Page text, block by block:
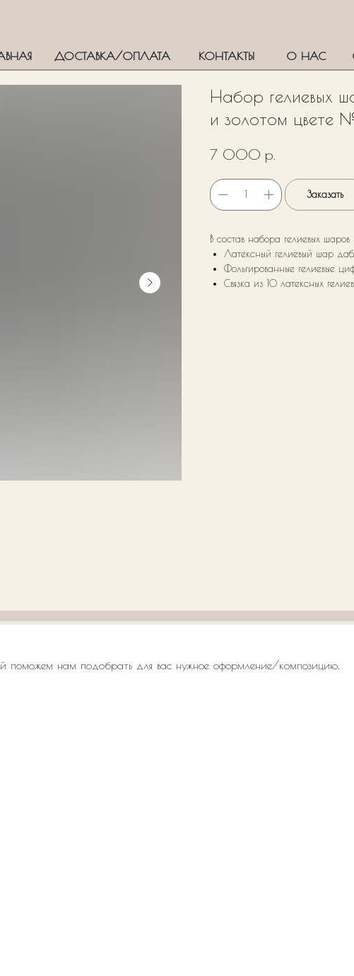
ДОСТАВКА/ОПЛАТА КОНТАКТЫ О НАС
Набор гелиевых
и золотом цвете
7 000 р.
Заказать
В состав набора гелиевых
Латексный гелиевый шар
Фольгированные гелиевые
Связка из 10 латексных
поможем нам подобрать для вас нужное оформление/композицию.